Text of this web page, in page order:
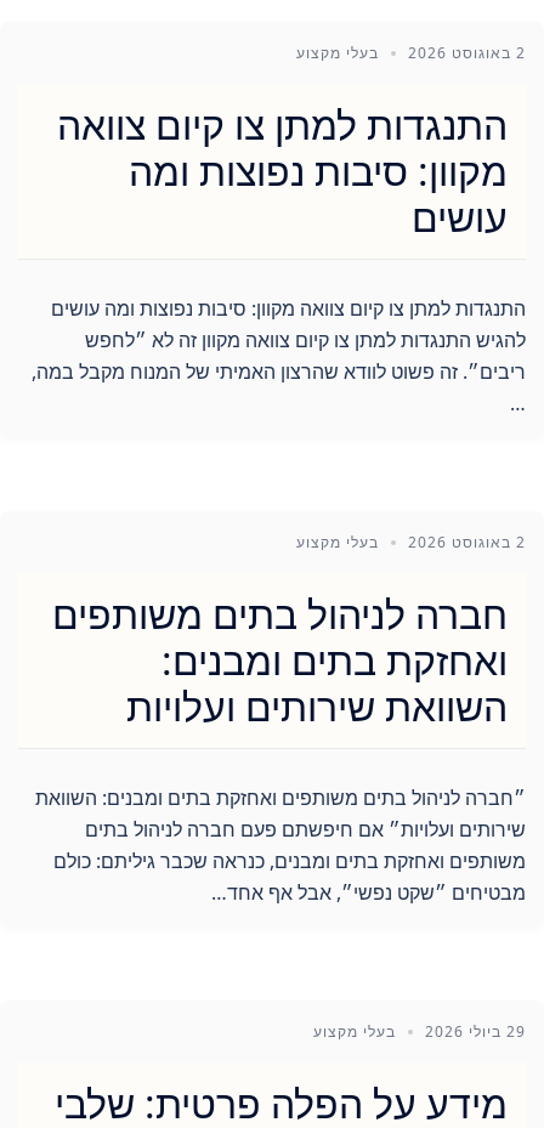
2 באוגוסט 2026 בעלי מקצוע
התנגדות למתן צו קיום צוואה
מקוון: סיבות נפוצות ומה
עושים
התנגדות למתן צו קיום צוואה מקוון: סיבות נפוצות ומה עושים
להגיש התנגדות למתן צו קיום צוואה מקוון זה לא ״לחפש
ריבים״. זה פשוט לוודא שהרצון האמיתי של המנוח מקבל במה,
…
2 באוגוסט 2026 בעלי מקצוע
חברה לניהול בתים משותפים
ואחזקת בתים ומבנים:
השוואת שירותים ועלויות
״חברה לניהול בתים משותפים ואחזקת בתים ומבנים: השוואת
שירותים ועלויות״ אם חיפשתם פעם חברה לניהול בתים
משותפים ואחזקת בתים ומבנים, כנראה שכבר גיליתם: כולם
מבטיחים ״שקט נפשי״, אבל אף אחד…
29 ביולי 2026 בעלי מקצוע
מידע על הפלה פרטית: שלבי